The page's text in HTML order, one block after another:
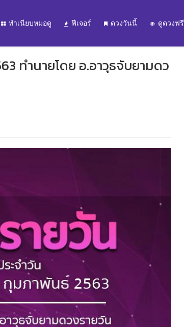
ทำเนียบหมอดู ฟีเจอร์ ดวงวันนี้ ดูดวงฟรี
ทำนายโดย อ.อาวุธจับยามดว